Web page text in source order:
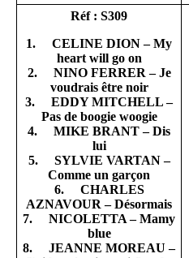
Réf : S309
1. CELINE DION – My
heart will go on
2. NINO FERRER – Je
voudrais être noir
3. EDDY MITCHELL –
Pas de boogie woogie
4. MIKE BRANT – Dis
lui
5. SYLVIE VARTAN –
Comme un garçon
6. CHARLES
AZNAVOUR – Désormais
7. NICOLETTA – Mamy
blue
8. JEANNE MOREAU –